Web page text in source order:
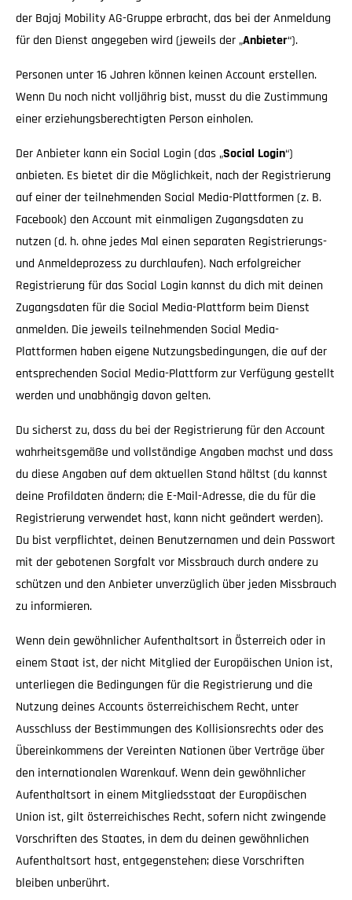
der Bajaj Mobility AG-Gruppe erbracht, das bei der Anmeldung
für den Dienst angegeben wird (jeweils der „Anbieter“).
Personen unter 16 Jahren können keinen Account erstellen.
Wenn Du noch nicht volljährig bist, musst du die Zustimmung
einer erziehungsberechtigten Person einholen.
Der Anbieter kann ein Social Login (das „Social Login“)
anbieten. Es bietet dir die Möglichkeit, nach der Registrierung
auf einer der teilnehmenden Social Media-Plattformen (z. B.
Facebook) den Account mit einmaligen Zugangsdaten zu
nutzen (d. h. ohne jedes Mal einen separaten Registrierungs-
und Anmeldeprozess zu durchlaufen). Nach erfolgreicher
Registrierung für das Social Login kannst du dich mit deinen
Zugangsdaten für die Social Media-Plattform beim Dienst
anmelden. Die jeweils teilnehmenden Social Media-
Plattformen haben eigene Nutzungsbedingungen, die auf der
entsprechenden Social Media-Plattform zur Verfügung gestellt
werden und unabhängig davon gelten.
Du sicherst zu, dass du bei der Registrierung für den Account
wahrheitsgemäße und vollständige Angaben machst und dass
du diese Angaben auf dem aktuellen Stand hältst (du kannst
deine Profildaten ändern; die E-Mail-Adresse, die du für die
Registrierung verwendet hast, kann nicht geändert werden).
Du bist verpflichtet, deinen Benutzernamen und dein Passwort
mit der gebotenen Sorgfalt vor Missbrauch durch andere zu
schützen und den Anbieter unverzüglich über jeden Missbrauch
zu informieren.
Wenn dein gewöhnlicher Aufenthaltsort in Österreich oder in
einem Staat ist, der nicht Mitglied der Europäischen Union ist,
unterliegen die Bedingungen für die Registrierung und die
Nutzung deines Accounts österreichischem Recht, unter
Ausschluss der Bestimmungen des Kollisionsrechts oder des
Übereinkommens der Vereinten Nationen über Verträge über
den internationalen Warenkauf. Wenn dein gewöhnlicher
Aufenthaltsort in einem Mitgliedsstaat der Europäischen
Union ist, gilt österreichisches Recht, sofern nicht zwingende
Vorschriften des Staates, in dem du deinen gewöhnlichen
Aufenthaltsort hast, entgegenstehen; diese Vorschriften
bleiben unberührt.